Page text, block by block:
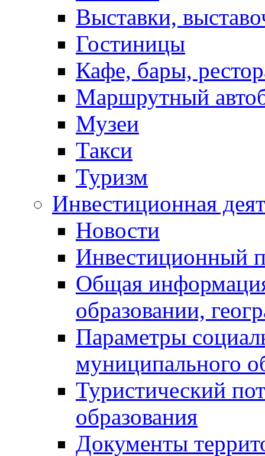
Выставки,
Гостиницы
Кафе, бары,
Маршрутный
Музеи
Такси
Туризм
Инвестиционная
Новости
Инвестиционный
Общая
образовании,
Параметры
муниципального
Туристический
образования
Документы